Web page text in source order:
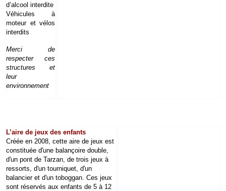
d’alcool interdite
Véhicules à
moteur et vélos
interdits
Merci de
respecter ces
structures et
leur
environnement
L’aire de jeux des enfants
Créée en 2008, cette aire de jeux est
constituée d'une balançoire double,
d'un pont de Tarzan, de trois jeux à
ressorts, d'un tourniquet, d'un
balancier et d'un toboggan. Ces jeux
sont réservés aux enfants de 5 à 12